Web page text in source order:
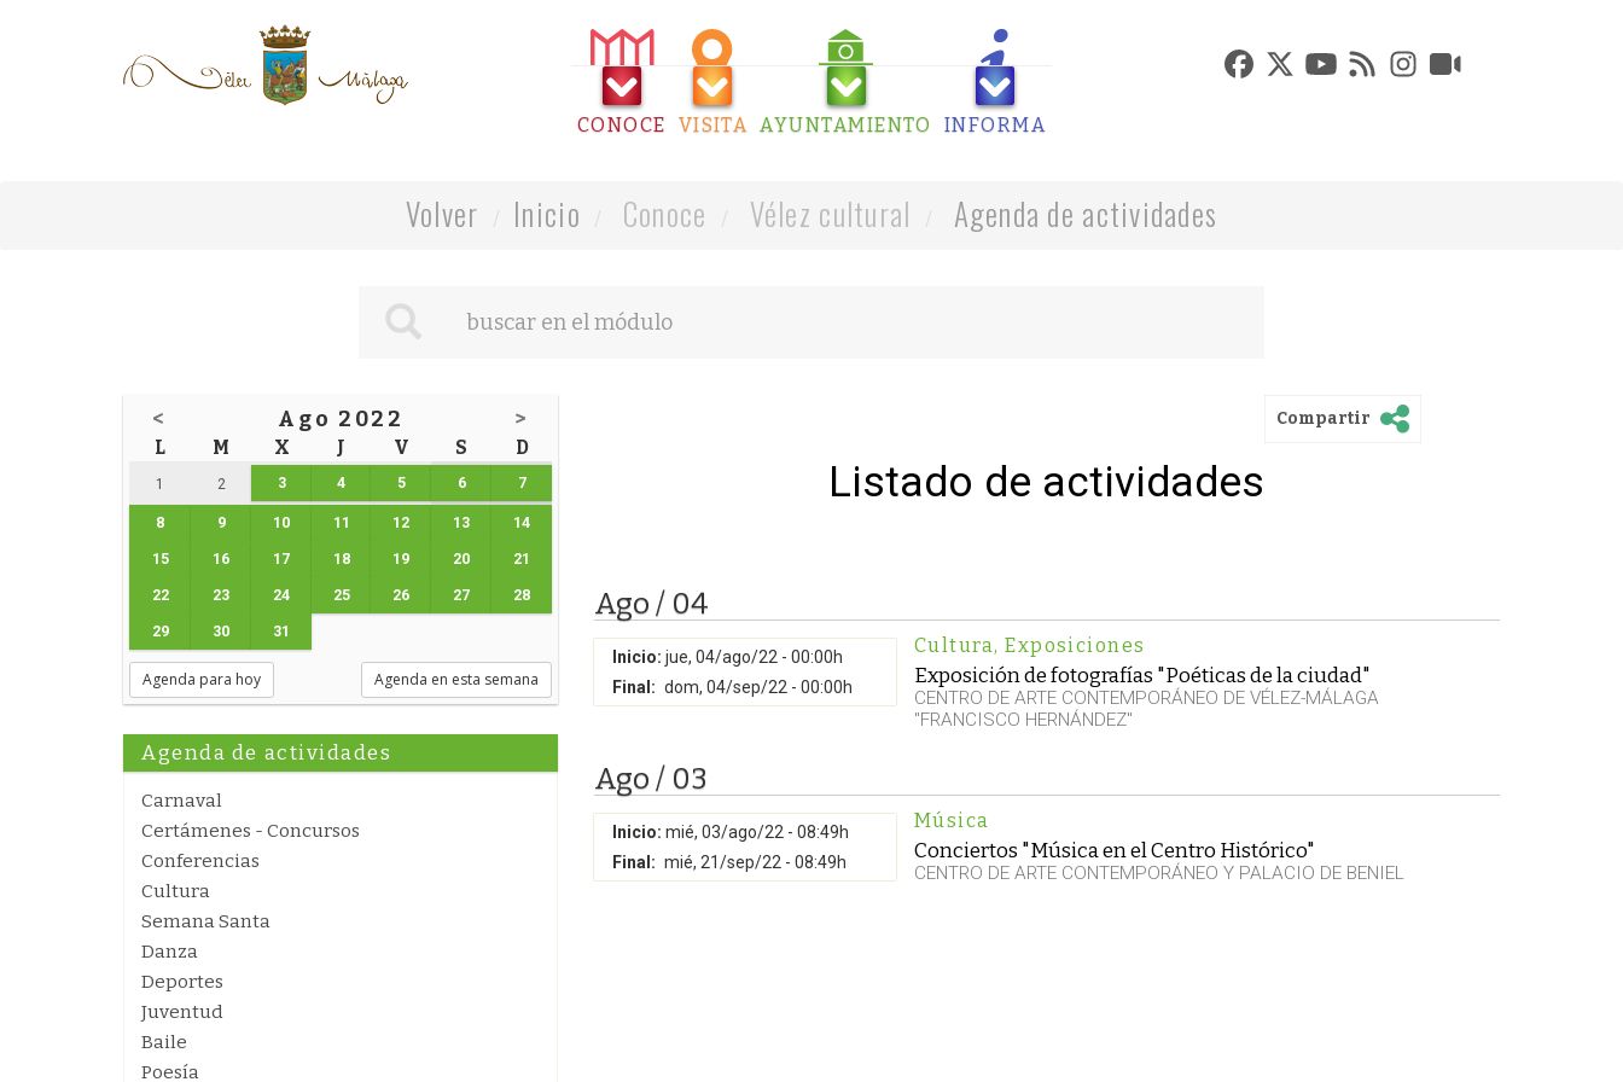
CONOCE VISITA AYUNTAMIENTO INFORMA
Volver Inicio Conoce Vélez cultural Agenda de actividades
< Ago 2022 >
L M X J V S D
1 2 3 4 5 6 7
8 9 10 11 12 13 14
15 16 17 18 19 20 21
22 23 24 25 26 27 28
29 30 31
Agenda para hoy Agenda en esta semana
Agenda de actividades
Carnaval
Certámenes - Concursos
Conferencias
Cultura
Semana Santa
Danza
Deportes
Juventud
Baile
Poesía
Compartir
Listado de actividades
Ago / 04
Inicio: jue, 04/ago/22 - 00:00h
Final: dom, 04/sep/22 - 00:00h
Cultura, Exposiciones
Exposición de fotografías "Poéticas de la ciudad"
CENTRO DE ARTE CONTEMPORÁNEO DE VÉLEZ-MÁLAGA
"FRANCISCO HERNÁNDEZ"
Ago / 03
Inicio: mié, 03/ago/22 - 08:49h
Final: mié, 21/sep/22 - 08:49h
Música
Conciertos "Música en el Centro Histórico"
CENTRO DE ARTE CONTEMPORÁNEO Y PALACIO DE BENIEL